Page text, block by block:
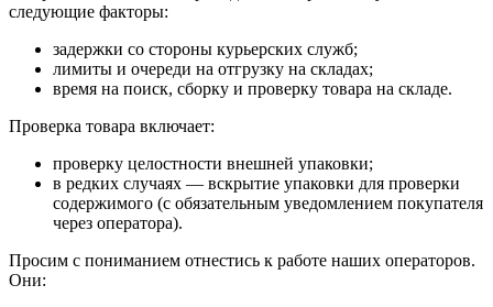
следующие факторы:
задержки со стороны курьерских служб;
лимиты и очереди на отгрузку на складах;
время на поиск, сборку и проверку товара на складе.
Проверка товара включает:
проверку целостности внешней упаковки;
в редких случаях — вскрытие упаковки для проверки
содержимого (с обязательным уведомлением покупателя
через оператора).
Просим с пониманием отнестись к работе наших операторов.
Они: